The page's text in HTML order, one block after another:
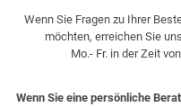
Wenn Sie Fragen zu Ihrer
möchten, erreichen Sie
Mo.- Fr. in der Zeit
Wenn Sie eine persönliche